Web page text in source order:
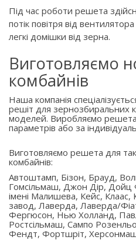
Під час роботи решета
потік повітря від
легкі домішки від зерна.
Виготовляємо
комбайнів
Наша компанія
решіт для зернозбиральних
моделей. Виробляємо
параметрів або за
Виготовляємо решета для
комбайнів:
Автоштамп, Бізон, Брауд,
Гомсільмаш, Джон Дір, Дойц
імені Малишева, Кейс, Клаас,
завод, Лаверда, Лаверда/
Фергюсон, Нью Холланд,
Ростсільмаш, Сампо
Фендт, Фортшріт,